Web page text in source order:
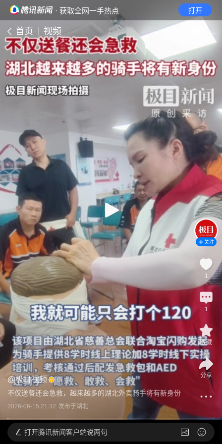
· 获取全网一手热点 打开
首页 视频
@极目视频
不仅送餐还会急救，越来越多的湖北外卖骑手将有新身份
2026-06-15 21:32 发布于湖北
关注
1
1
收藏
分享
打开腾讯新闻客户端说两句